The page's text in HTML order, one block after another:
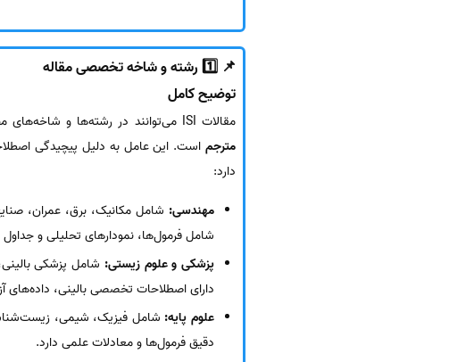
📌 1️⃣ رشته و شاخه تخصصی مقاله
توضیح کامل
مقالات ISI می‌توانند در رشته‌ها و شاخه‌های مختلف منتشر شوند و هر شاخه نیازمند
مترجم است. این عامل به دلیل پیچیدگی
دارد:
مهندسی: شامل مکانیک، برق، عمران،
شامل فرمول‌ها، نمودارهای تحلیلی و
پزشکی و علوم زیستی: شامل پزشکی
دارای اصطلاحات تخصصی بالینی،
علوم پایه: شامل فیزیک، شیمی،
دقیق فرمول‌ها و معادلات علمی دارد.